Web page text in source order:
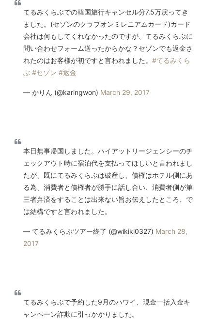
てるみくらぶでの韓国旅行キャンセル分7.5万戻ってき
ました。(セゾンのクラブオンミレニアムカード)カード
会社は何もしてくれなかったのですが、てるみくらぶに
問い合わせフォーム送ったからかな？セゾンでも返金さ
れたのはお客様が初ですと言われました。 #てるみくら
ぶ #セゾン #返金
— かりん (@karingwon) March 29, 2017
本日無事帰国しました。ハイアットリージェンシーのチ
ェックアウト時に宿泊代を支払ってほしいと言われまし
たが、既にてるみくらぶは破産し、債権はホテル側にあ
る為、消費者と債権者が勝手に話し合い、消費者側が第
三者弁済をすることは出来ない旨お伝えしたところ、で
は結構ですと言われました。
— てるみくらぶツアー終了 (@wikiki0327) March 28,
2017
てるみくらぶで予約した9月のハワイ、現金一括入金キ
ャンペーン詐欺に引っかかりました。